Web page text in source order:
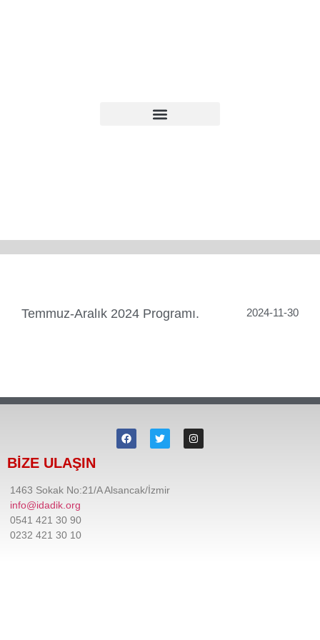
Temmuz-Aralık 2024 Programı. 2024-11-30
BİZE ULAŞIN
1463 Sokak No:21/A Alsancak/İzmir
info@idadik.org
0541 421 30 90
0232 421 30 10